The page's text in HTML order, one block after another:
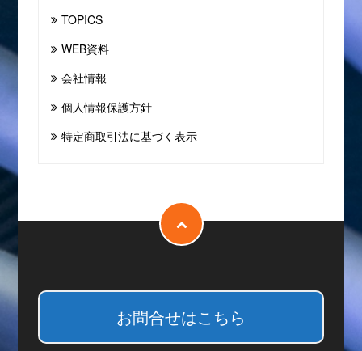
TOPICS
WEB資料
会社情報
個人情報保護方針
特定商取引法に基づく表示
お問合せはこちら